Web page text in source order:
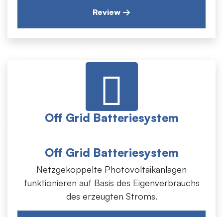
Review →
Off Grid Batteriesystem
funktionieren auf Basis des Eigenverbrauchs des
erzeugten Stroms.
Off Grid Batteriesystem
Netzgekoppelte Photovoltaikanlagen
funktionieren auf Basis des Eigenverbrauchs
des erzeugten Stroms.